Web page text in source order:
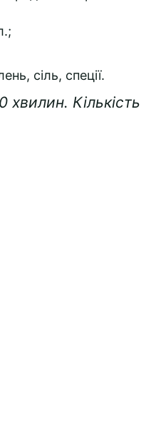
сіль, спеції.
хвилин. Кількість